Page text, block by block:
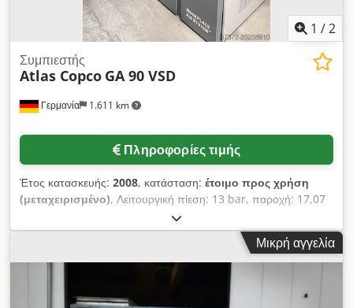
1 /2
Γερμανία 1.611 km
Συμπιεστής
Atlas Copco GA 90 VSD
Πληροφορίες τιμής
Έτος κατασκευής: 2008, κατάσταση: έτοιμο προς χρήση
(μεταχειρισμένο), Λειτουργική πίεση: 13 bar, παροχή: 17,07
m³/min, ισχύς κινητήρα: 90 kW, στροφές κινητήρα: 3480
σ.α.λ., βάρος: περ. 1750 kg. Ο μετατροπέας συχνότητας της
μηχανής είναι ελαττωματικός. Επιθεώρηση στον χώρο είναι
δυνατή. Chjdexmkc Tspfx Ah Tja
Μικρή αγγελία